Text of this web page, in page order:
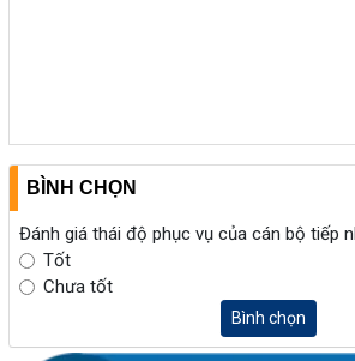
BÌNH CHỌN
Đánh giá thái độ phục vụ của cán bộ tiếp
Tốt
Chưa tốt
Bình chọn